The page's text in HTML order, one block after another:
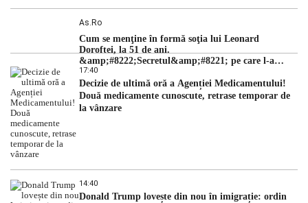
As.ro
Cum se menţine în formă soţia lui Leonard
Doroftei, la 51 de ani.
&amp;#8222;Secretul&amp;#8221; pe care l-a
dezvăluit
17:40
Decizie de ultimă oră a Agenției Medicamentului!
Două medicamente cunoscute, retrase temporar de
la vânzare
14:40
Donald Trump lovește din nou în imigrație: ordin